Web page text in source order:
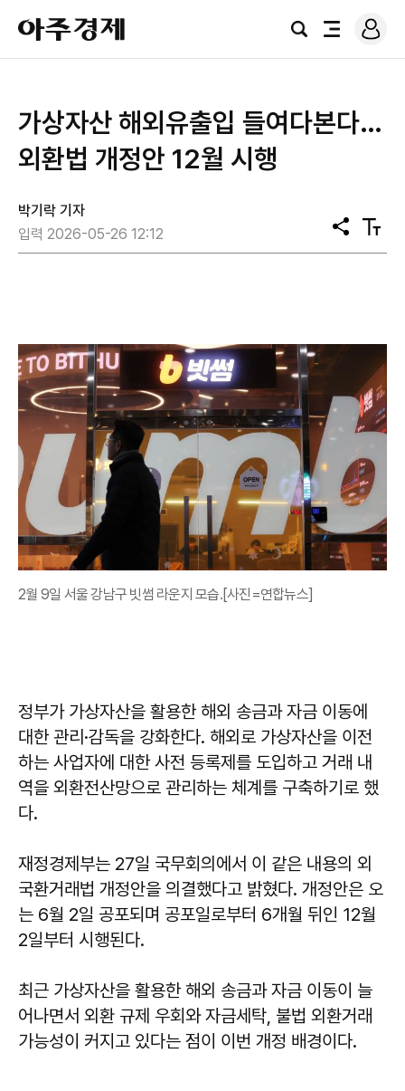
아
주
경
검
전
로
그
가상자산 해외유출입 들여다본다…
외환법 개정안 12월 시행
박기락 기자
입력 2026-05-26 12:12
공
유
텍
스
2월 9일 서울 강남구 빗썸 라운지 모습.[사진=연합뉴스]
정부가 가상자산을 활용한 해외 송금과 자금 이동에
대한 관리·감독을 강화한다. 해외로 가상자산을 이전
하는 사업자에 대한 사전 등록제를 도입하고 거래 내
역을 외환전산망으로 관리하는 체계를 구축하기로 했
다.
재정경제부는 27일 국무회의에서 이 같은 내용의 외
국환거래법 개정안을 의결했다고 밝혔다. 개정안은 오
는 6월 2일 공포되며 공포일로부터 6개월 뒤인 12월
2일부터 시행된다.
최근 가상자산을 활용한 해외 송금과 자금 이동이 늘
어나면서 외환 규제 우회와 자금세탁, 불법 외환거래
가능성이 커지고 있다는 점이 이번 개정 배경이다.